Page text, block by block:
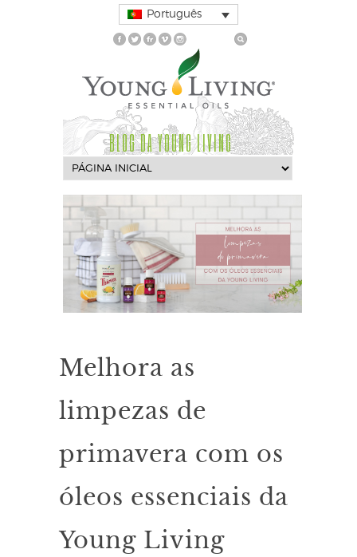
Português
BLOG DA YOUNG LIVING
Melhora as
limpezas de
primavera com os
óleos essenciais da
Young Living